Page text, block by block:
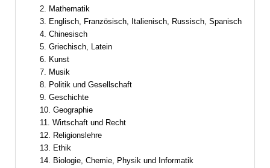
2. Mathematik
3. Englisch, Französisch, Italienisch, Russisch, Spanisch
4. Chinesisch
5. Griechisch, Latein
6. Kunst
7. Musik
8. Politik und Gesellschaft
9. Geschichte
10. Geographie
11. Wirtschaft und Recht
12. Religionslehre
13. Ethik
14. Biologie, Chemie, Physik und Informatik